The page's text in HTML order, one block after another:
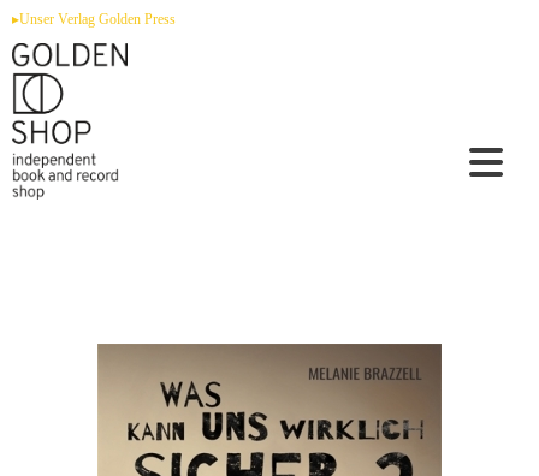
Zum
springen
▸Unser Verlag Golden Press